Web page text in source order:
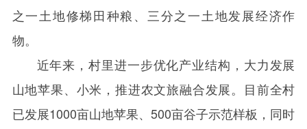
之一土地修梯田种粮、三分之一土地发展经济作
物。
近年来，村里进一步优化产业结构，大力发展
山地苹果、小米，推进农文旅融合发展。目前全村
已发展1000亩山地苹果、 500亩谷子示范样板，同时